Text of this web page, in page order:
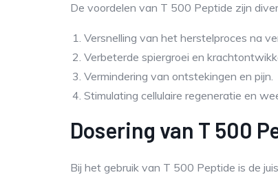
De voordelen van T 500 Peptide zijn
Versnelling van het herstelproces na
Verbeterde spiergroei en
Vermindering van ontstekingen en pijn.
Stimulating cellulaire regeneratie en
Dosering van T 500
Bij het gebruik van T 500 Peptide is de